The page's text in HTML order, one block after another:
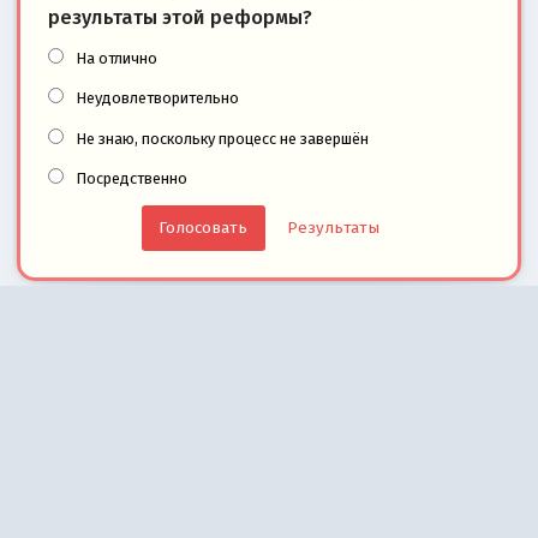
результаты этой реформы?
На отлично
Неудовлетворительно
Не знаю, поскольку процесс не завершён
Посредственно
Результаты